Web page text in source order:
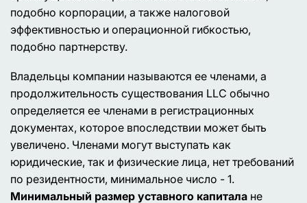
подобно корпорации, а также налоговой
эффективностью и операционной гибкостью,
подобно партнерству.
Владельцы компании называются ее членами, а
продолжительность существования LLC обычно
определяется ее членами в регистрационных
документах, которое впоследствии может быть
увеличено. Членами могут выступать как
юридические, так и физические лица, нет требований
по резидентности, минимальное число - 1.
Минимальный размер уставного капитала не